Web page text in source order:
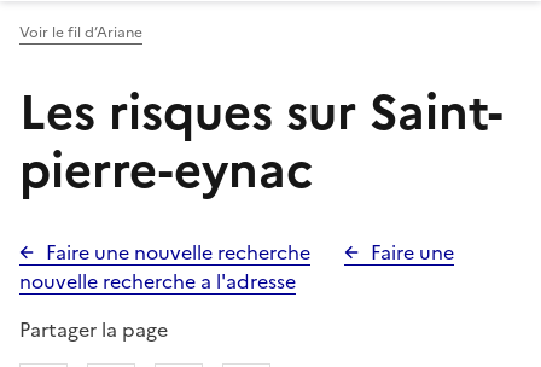
Voir le fil d’Ariane
Les risques sur Saint-
pierre-eynac
Faire une nouvelle recherche
Faire une
nouvelle recherche a l'adresse
Partager la page